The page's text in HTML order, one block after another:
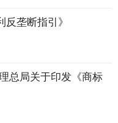
垄断指引》
总局关于印发《商标